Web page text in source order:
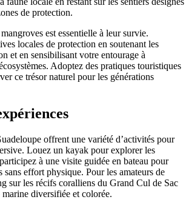
de protection.
est essentielle à leur survie.
locales de protection en soutenant les
et en sensibilisant votre entourage à
Adoptez des pratiques touristiques
ce trésor naturel pour les générations
offrent une variété d’activités pour
Louez un kayak pour explorer les
à une visite guidée en bateau pour
sans effort physique. Pour les amateurs de
sur les récifs coralliens du Grand Cul de Sac
diversifiée et colorée.